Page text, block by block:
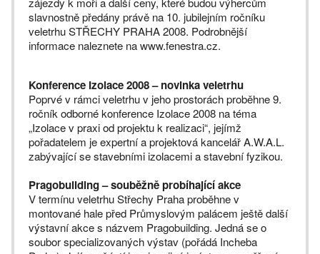
slavnostně předány právě na 10. jubilejním ročníku
veletrhu STŘECHY PRAHA 2008. Podrobnější
informace naleznete na www.fenestra.cz.
Konference Izolace 2008 – novinka veletrhu
Poprvé v rámci veletrhu v jeho prostorách proběhne 9.
ročník odborné konference Izolace 2008 na téma
„Izolace v praxi od projektu k realizaci“, jejímž
pořadatelem je expertní a projektová kancelář A.W.A.L.
zabývající se stavebními izolacemi a stavební fyzikou.
Pragobuilding – souběžně probíhající akce
V termínu veletrhu Střechy Praha proběhne v
montované hale před Průmyslovým palácem ještě další
výstavní akce s názvem Pragobuilding. Jedná se o
soubor specializovaných výstav (pořádá Incheba